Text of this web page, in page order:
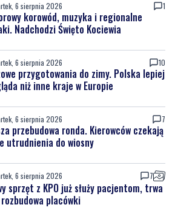
6 sierpnia 2026 1
korowód, muzyka i regionalne
Nadchodzi Święto Kociewia
6 sierpnia 2026 10
przygotowania do zimy. Polska lepiej
niż inne kraje w Europie
6 sierpnia 2026 7
przebudowa ronda. Kierowców czekają
utrudnienia do wiosny
6 sierpnia 2026 7
sprzęt z KPO już służy pacjentom, trwa
placówki